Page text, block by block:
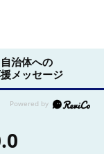
自治体への
メッセージ